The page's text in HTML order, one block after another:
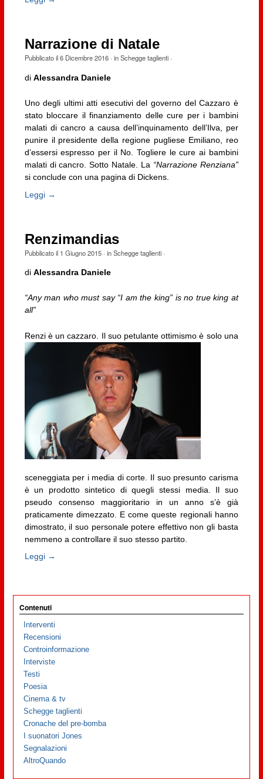
Narrazione di Natale
Pubblicato il6 Dicembre 2016· inSchegge taglienti·
di Alessandra Daniele
Uno degli ultimi atti esecutivi del governo del Cazzaro è
stato bloccare il finanziamento delle cure per i bambini
malati di cancro a causa dell’inquinamento dell’Ilva, per
punire il presidente della regione pugliese Emiliano, reo
d’essersi espresso per il No. Togliere le cure ai bambini
malati di cancro. Sotto Natale. La “Narrazione Renziana”
si conclude con una pagina di Dickens.
Leggi →
Renzimandias
Pubblicato il 1 Giugno 2015· inSchegge taglienti·
di Alessandra Daniele
“Any man who must say “I am the king” is no true king at
all”
Renzi è un cazzaro. Il suo petulante ottimismo è solo una
sceneggiata per i media di corte. Il suo presunto carisma
è un prodotto sintetico di quegli stessi media. Il suo
pseudo consenso maggioritario in un anno s’è già
praticamente dimezzato. E come queste regionali hanno
dimostrato, il suo personale potere effettivo non gli basta
nemmeno a controllare il suo stesso partito.
Leggi →
Contenuti
Interventi
Recensioni
Controinformazione
Interviste
Testi
Poesia
Cinema & tv
Schegge taglienti
Cronache del pre-bomba
I suonatori Jones
Segnalazioni
AltroQuando